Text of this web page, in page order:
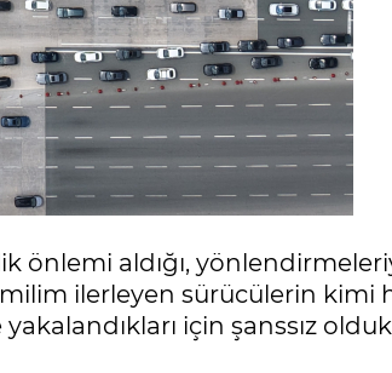
önlemi aldığı,
ilerleyen sürücülerin kimi
için şanssız